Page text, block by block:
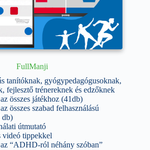
FullManji
tanítóknak, gyógypedagógusoknak,
fejlesztő trénereknek és edzőknek
összes játékhoz (41db)
összes szabad felhasználású
db)
útmutató
videó tippekkel
“ADHD-ról néhány szóban”